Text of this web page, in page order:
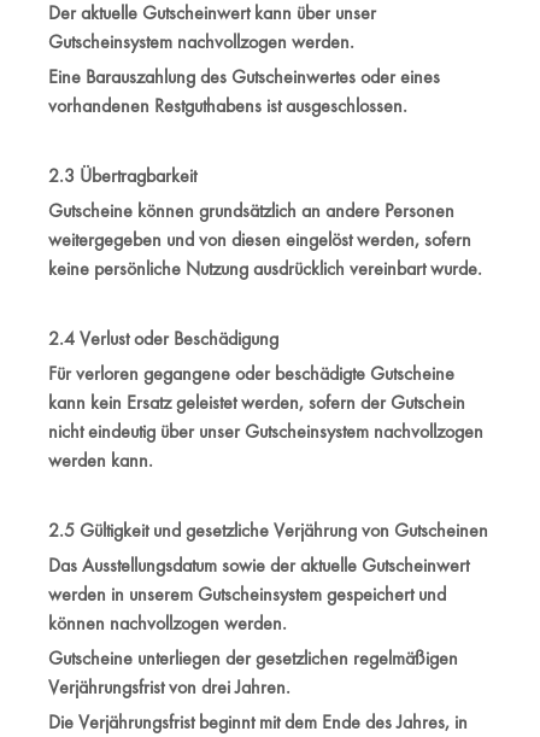
Der aktuelle Gutscheinwert kann über unser
Gutscheinsystem nachvollzogen werden.
Eine Barauszahlung des Gutscheinwertes oder eines
vorhandenen Restguthabens ist ausgeschlossen.
2.3 Übertragbarkeit
Gutscheine können grundsätzlich an andere Personen
weitergegeben und von diesen eingelöst werden, sofern
keine persönliche Nutzung ausdrücklich vereinbart wurde.
2.4 Verlust oder Beschädigung
Für verloren gegangene oder beschädigte Gutscheine
kann kein Ersatz geleistet werden, sofern der Gutschein
nicht eindeutig über unser Gutscheinsystem nachvollzogen
werden kann.
2.5 Gültigkeit und gesetzliche Verjährung von Gutscheinen
Das Ausstellungsdatum sowie der aktuelle Gutscheinwert
werden in unserem Gutscheinsystem gespeichert und
können nachvollzogen werden.
Gutscheine unterliegen der gesetzlichen regelmäßigen
Verjährungsfrist von drei Jahren.
Die Verjährungsfrist beginnt mit dem Ende des Jahres, in